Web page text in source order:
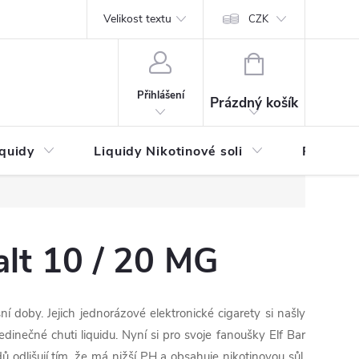
Reklamační řád Vrácení zboží a reklamace
Velikost textu CZK
Přihlášení
NÁKUPNÍ
Prázdný košík
Liquidy Nikotinové soli
10 / 20 MG
doby. Jejich jednorázové elektronické cigarety si našly
chuti liquidu. Nyní si pro svoje fanoušky Elf Bar